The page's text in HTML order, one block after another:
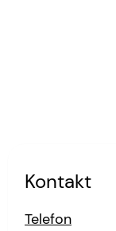
Kontakt
Telefon